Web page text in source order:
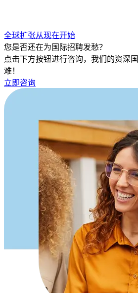
全球扩张从现在开始
您是否还在为国际招聘发愁？
点击下方按钮进行咨询，我们的资深
难！
立即咨询